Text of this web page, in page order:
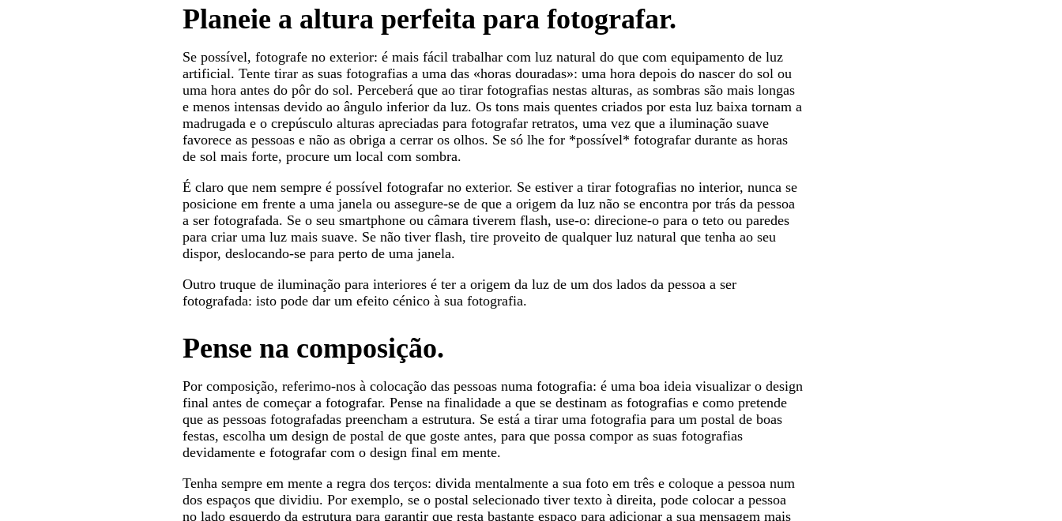
Planeie a altura perfeita para fotografar.
Se possível, fotografe no exterior: é mais fácil trabalhar com luz natural do que com equipamento de luz
artificial. Tente tirar as suas fotografias a uma das «horas douradas»: uma hora depois do nascer do sol ou
uma hora antes do pôr do sol. Perceberá que ao tirar fotografias nestas alturas, as sombras são mais longas
e menos intensas devido ao ângulo inferior da luz. Os tons mais quentes criados por esta luz baixa tornam a
madrugada e o crepúsculo alturas apreciadas para fotografar retratos, uma vez que a iluminação suave
favorece as pessoas e não as obriga a cerrar os olhos. Se só lhe for *possível* fotografar durante as horas
de sol mais forte, procure um local com sombra.
É claro que nem sempre é possível fotografar no exterior. Se estiver a tirar fotografias no interior, nunca se
posicione em frente a uma janela ou assegure-se de que a origem da luz não se encontra por trás da pessoa
a ser fotografada. Se o seu smartphone ou câmara tiverem flash, use-o: direcione-o para o teto ou paredes
para criar uma luz mais suave. Se não tiver flash, tire proveito de qualquer luz natural que tenha ao seu
dispor, deslocando-se para perto de uma janela.
Outro truque de iluminação para interiores é ter a origem da luz de um dos lados da pessoa a ser
fotografada: isto pode dar um efeito cénico à sua fotografia.
Pense na composição.
Por composição, referimo-nos à colocação das pessoas numa fotografia: é uma boa ideia visualizar o design
final antes de começar a fotografar. Pense na finalidade a que se destinam as fotografias e como pretende
que as pessoas fotografadas preencham a estrutura. Se está a tirar uma fotografia para um postal de boas
festas, escolha um design de postal de que goste antes, para que possa compor as suas fotografias
devidamente e fotografar com o design final em mente.
Tenha sempre em mente a regra dos terços: divida mentalmente a sua foto em três e coloque a pessoa num
dos espaços que dividiu. Por exemplo, se o postal selecionado tiver texto à direita, pode colocar a pessoa
no lado esquerdo da estrutura para garantir que resta bastante espaço para adicionar a sua mensagem mais